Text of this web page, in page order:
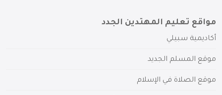
مواقع تعليم المهتدين الجدد
أكاديمية سبيلي
موقع المسلم الجديد
موقع الصلاة في الإسلام